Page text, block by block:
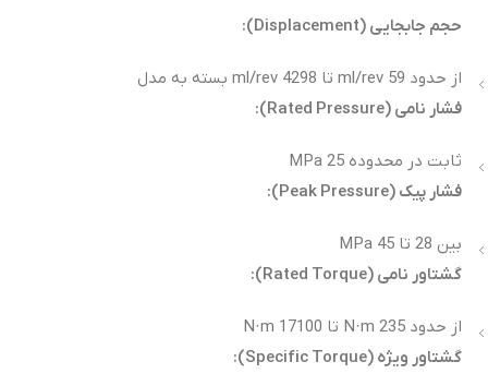
حجم جابجایی (Displacement):
از حدود 59 ml/rev تا 4298 ml/rev بسته به مدل
فشار نامی (Rated Pressure):
ثابت در محدوده 25 MPa
فشار پیک (Peak Pressure):
بین 28 تا 45 MPa
گشتاور نامی (Rated Torque):
از حدود 235 N·m تا 17100 N·m
گشتاور ویژه (Specific Torque):